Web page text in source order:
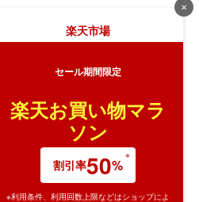
✕
楽天市場
セール期間限定
楽天お買い物マラ
ソン
割引率50%
※利用条件、利用回数上限などはショップによ